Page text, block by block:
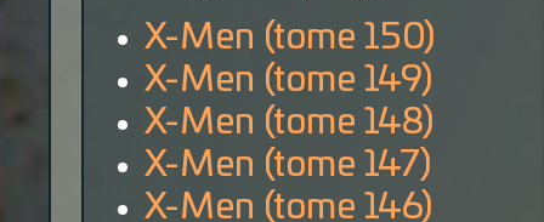
X-Men (tome 150)
X-Men (tome 149)
X-Men (tome 148)
X-Men (tome 147)
X-Men (tome 146)